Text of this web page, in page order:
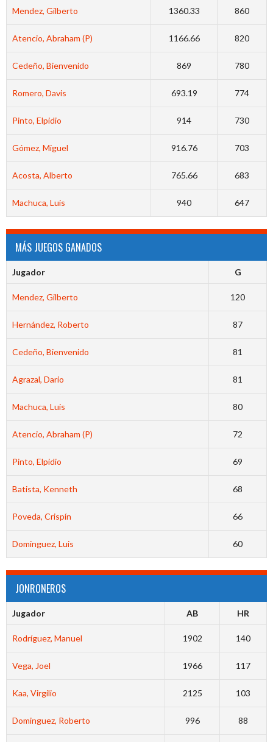
Mendez, Gilberto 1360.33 860
Atencio, Abraham (P) 1166.66 820
Cedeño, Bienvenido 869 780
Romero, Davis 693.19 774
Pinto, Elpidio 914 730
Gómez, Miguel 916.76 703
Acosta, Alberto 765.66 683
Machuca, Luis 940 647
MÁS JUEGOS GANADOS
Jugador G
Mendez, Gilberto 120
Hernández, Roberto 87
Cedeño, Bienvenido 81
Agrazal, Dario 81
Machuca, Luis 80
Atencio, Abraham (P) 72
Pinto, Elpidio 69
Batista, Kenneth 68
Poveda, Crispín 66
Dominguez, Luis 60
JONRONEROS
Jugador AB HR
Rodríguez, Manuel 1902 140
Vega, Joel 1966 117
Kaa, Virgilio 2125 103
Dominguez, Roberto 996 88